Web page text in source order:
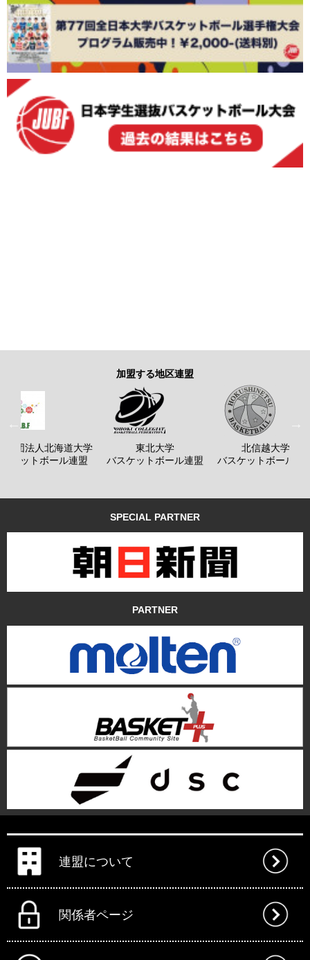
加盟する地区連盟
社団法人北海道大学
ケットボール連盟
東北大学
バスケットボール連盟
北信越大学
バスケットボール連
SPECIAL PARTNER
PARTNER
連盟について
関係者ページ